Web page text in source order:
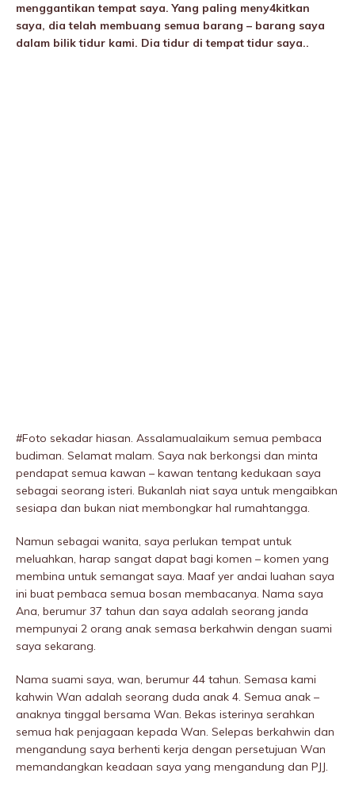
menggantikan tempat saya. Yang paling meny4kitkan
saya, dia telah membuang semua barang – barang saya
dalam bilik tidur kami. Dia tidur di tempat tidur saya..
#Foto sekadar hiasan. Assalamualaikum semua pembaca
budiman. Selamat malam. Saya nak berkongsi dan minta
pendapat semua kawan – kawan tentang kedukaan saya
sebagai seorang isteri. Bukanlah niat saya untuk mengaibkan
sesiapa dan bukan niat membongkar hal rumahtangga.
Namun sebagai wanita, saya perIukan tempat untuk
meluahkan, harap sangat dapat bagi komen – komen yang
membina untuk semangat saya. Maaf yer andai luahan saya
ini buat pembaca semua bosan membacanya. Nama saya
Ana, berumur 37 tahun dan saya adalah seorang janda
mempunyai 2 orang anak semasa berkahwin dengan suami
saya sekarang.
Nama suami saya, wan, berumur 44 tahun. Semasa kami
kahwin Wan adalah seorang duda anak 4. Semua anak –
anaknya tinggal bersama Wan. Bekas isterinya serahkan
semua hak penjagaan kepada Wan. Selepas berkahwin dan
mengandung saya berhenti kerja dengan persetujuan Wan
memandangkan keadaan saya yang mengandung dan PJJ.